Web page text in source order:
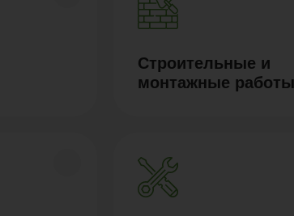
Строительные и
монтажные работы